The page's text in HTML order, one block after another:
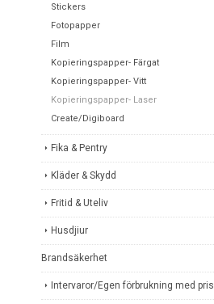
Stickers
Fotopapper
Film
Kopieringspapper- Färgat
Kopieringspapper- Vitt
Kopieringspapper- Laser
Create/Digiboard
Fika & Pentry
Kläder & Skydd
Fritid & Uteliv
Husdjiur
Brandsäkerhet
Intervaror/Egen förbrukning med pris